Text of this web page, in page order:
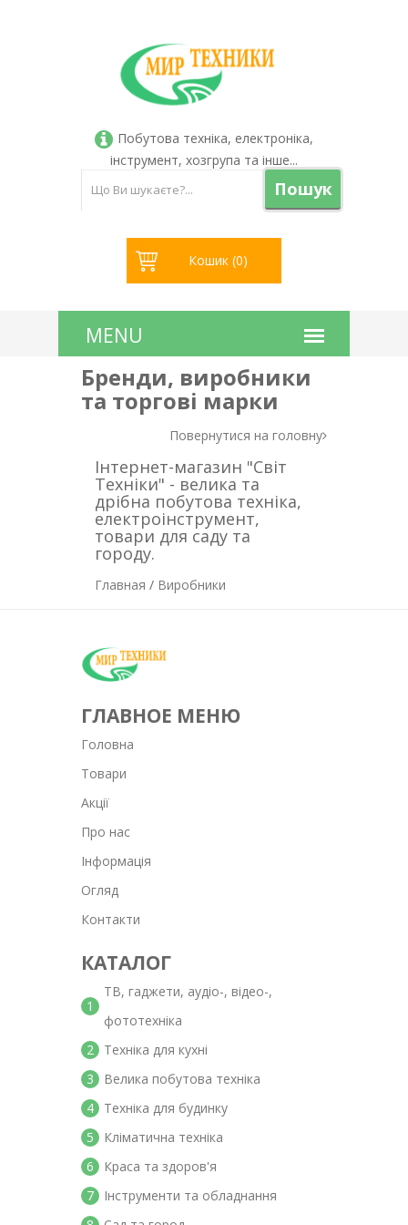
Побутова техніка, електроніка,
інструмент, хозгрупа та інше...
Пошук
Кошик (0)
Бренди, виробники
та торгові марки
Повернутися на головну
Інтернет-магазин "Світ
Техніки" - велика та
дрібна побутова техніка,
електроінструмент,
товари для саду та
городу.
Главная / Виробники
ГЛАВНОЕ МЕНЮ
Головна
Товари
Акції
Про нас
Інформація
Огляд
Контакти
КАТАЛОГ
ТВ, гаджети, аудіо-, відео-,
фототехніка
1
Техніка для кухні
2
Велика побутова техніка
3
Техніка для будинку
4
Кліматична техніка
5
Краса та здоров'я
6
Інструменти та обладнання
7